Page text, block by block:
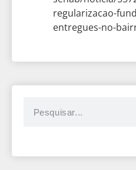
regularizacao-
entregues-no-